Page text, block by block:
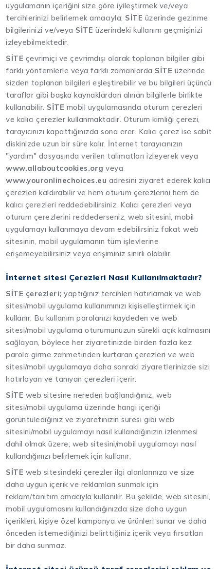
uygulamanın içeriğini size göre iyileştirmek ve/veya
tercihlerinizi belirlemek amacıyla; SİTE üzerinde gezinme
bilgilerinizi ve/veya SİTE üzerindeki kullanım geçmişinizi
izleyebilmektedir.
SİTE çevrimiçi ve çevrimdışı olarak toplanan bilgiler gibi
farklı yöntemlerle veya farklı zamanlarda SİTE üzerinde
sizden toplanan bilgileri eşleştirebilir ve bu bilgileri üçüncü
taraflar gibi başka kaynaklardan alınan bilgilerle birlikte
kullanabilir. SİTE mobil uygulamasında oturum çerezleri
ve kalıcı çerezler kullanmaktadır. Oturum kimliği çerezi,
tarayıcınızı kapattığınızda sona erer. Kalıcı çerez ise sabit
diskinizde uzun bir süre kalır. İnternet tarayıcınızın
"yardım" dosyasında verilen talimatları izleyerek veya
www.allaboutcookies.org veya
www.youronlinechoices.eu adresini ziyaret ederek kalıcı
çerezleri kaldırabilir ve hem oturum çerezlerini hem de
kalıcı çerezleri reddedebilirsiniz. Kalıcı çerezleri veya
oturum çerezlerini reddederseniz, web sitesini, mobil
uygulamayı kullanmaya devam edebilirsiniz fakat web
sitesinin, mobil uygulamanın tüm işlevlerine
erişemeyebilirsiniz veya erişiminiz sınırlı olabilir.
İnternet sitesi Çerezleri Nasıl Kullanılmaktadır?
SİTE çerezleri; yaptığınız tercihleri hatırlamak ve web
sitesi/mobil uygulama kullanımınızı kişiselleştirmek için
kullanır. Bu kullanım parolanızı kaydeden ve web
sitesi/mobil uygulama oturumunuzun sürekli açık kalmasını
sağlayan, böylece her ziyaretinizde birden fazla kez
parola girme zahmetinden kurtaran çerezleri ve web
sitesi/mobil uygulamaya daha sonraki ziyaretlerinizde sizi
hatırlayan ve tanıyan çerezleri içerir.
SİTE web sitesine nereden bağlandığınız, web
sitesi/mobil uygulama üzerinde hangi içeriği
görüntülediğiniz ve ziyaretinizin süresi gibi web
sitesini/mobil uygulamayı nasıl kullandığınızın izlenmesi
dahil olmak üzere; web sitesini/mobil uygulamayı nasıl
kullandığınızı belirlemek için kullanır.
SİTE web sitesindeki çerezler ilgi alanlarınıza ve size
daha uygun içerik ve reklamları sunmak için
reklam/tanıtım amacıyla kullanılır. Bu şekilde, web sitesini,
mobil uygulamasını kullandığınızda size daha uygun
içerikleri, kişiye özel kampanya ve ürünleri sunar ve daha
önceden istemediğinizi belirttiğiniz içerik veya fırsatları
bir daha sunmaz.